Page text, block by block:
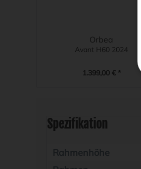
Orbea
Avant H60 2024
1.399,00 € *
Spezifikation
Rahmenhöhe